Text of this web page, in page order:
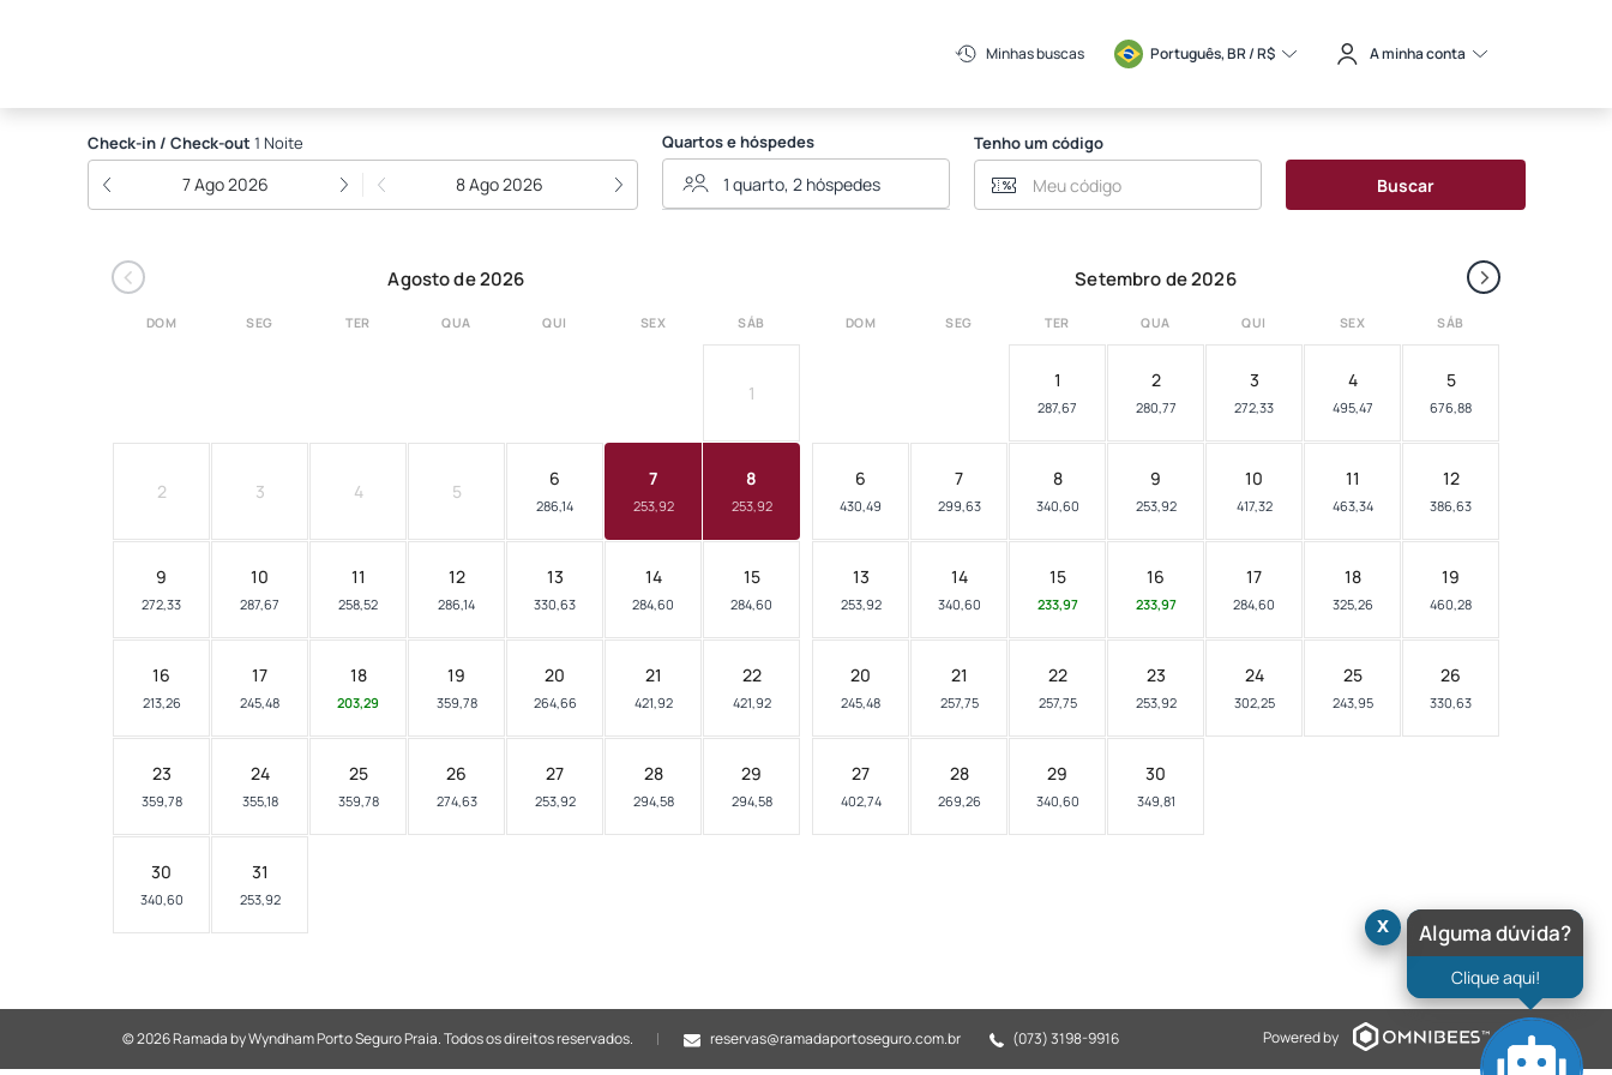
Minhas buscas Português, BR / R$ A minha conta
Check-in / Check-out 1 Noite
7 Ago 2026 8 Ago 2026
Quartos e hóspedes Tenho um código
Buscar
‹ ›
Agosto de 2026
DOM SEG TER QUA QUI SEX SÁB
1
2 3 4 5
6
286,14
7
253,92
8
253,92
9
272,33
10
287,67
11
258,52
12
286,14
13
330,63
14
284,60
15
284,60
16
213,26
17
245,48
18
203,29
19
359,78
20
264,66
21
421,92
22
421,92
23
359,78
24
355,18
25
359,78
26
274,63
27
253,92
28
294,58
29
294,58
30
340,60
31
253,92
Setembro de 2026
DOM SEG TER QUA QUI SEX SÁB
1
287,67
2
280,77
3
272,33
4
495,47
5
676,88
6
430,49
7
299,63
8
340,60
9
253,92
10
417,32
11
463,34
12
386,63
13
253,92
14
340,60
15
233,97
16
233,97
17
284,60
18
325,26
19
460,28
20
245,48
21
257,75
22
257,75
23
253,92
24
302,25
25
243,95
26
330,63
27
402,74
28
269,26
29
340,60
30
349,81
reservas@ramadaportoseguro.com.br (073) 3198-9916
© 2026 Ramada by Wyndham Porto Seguro Praia.Todos os direitos reservados. Powered by
Alguma dúvida?
Clique aqui!
x